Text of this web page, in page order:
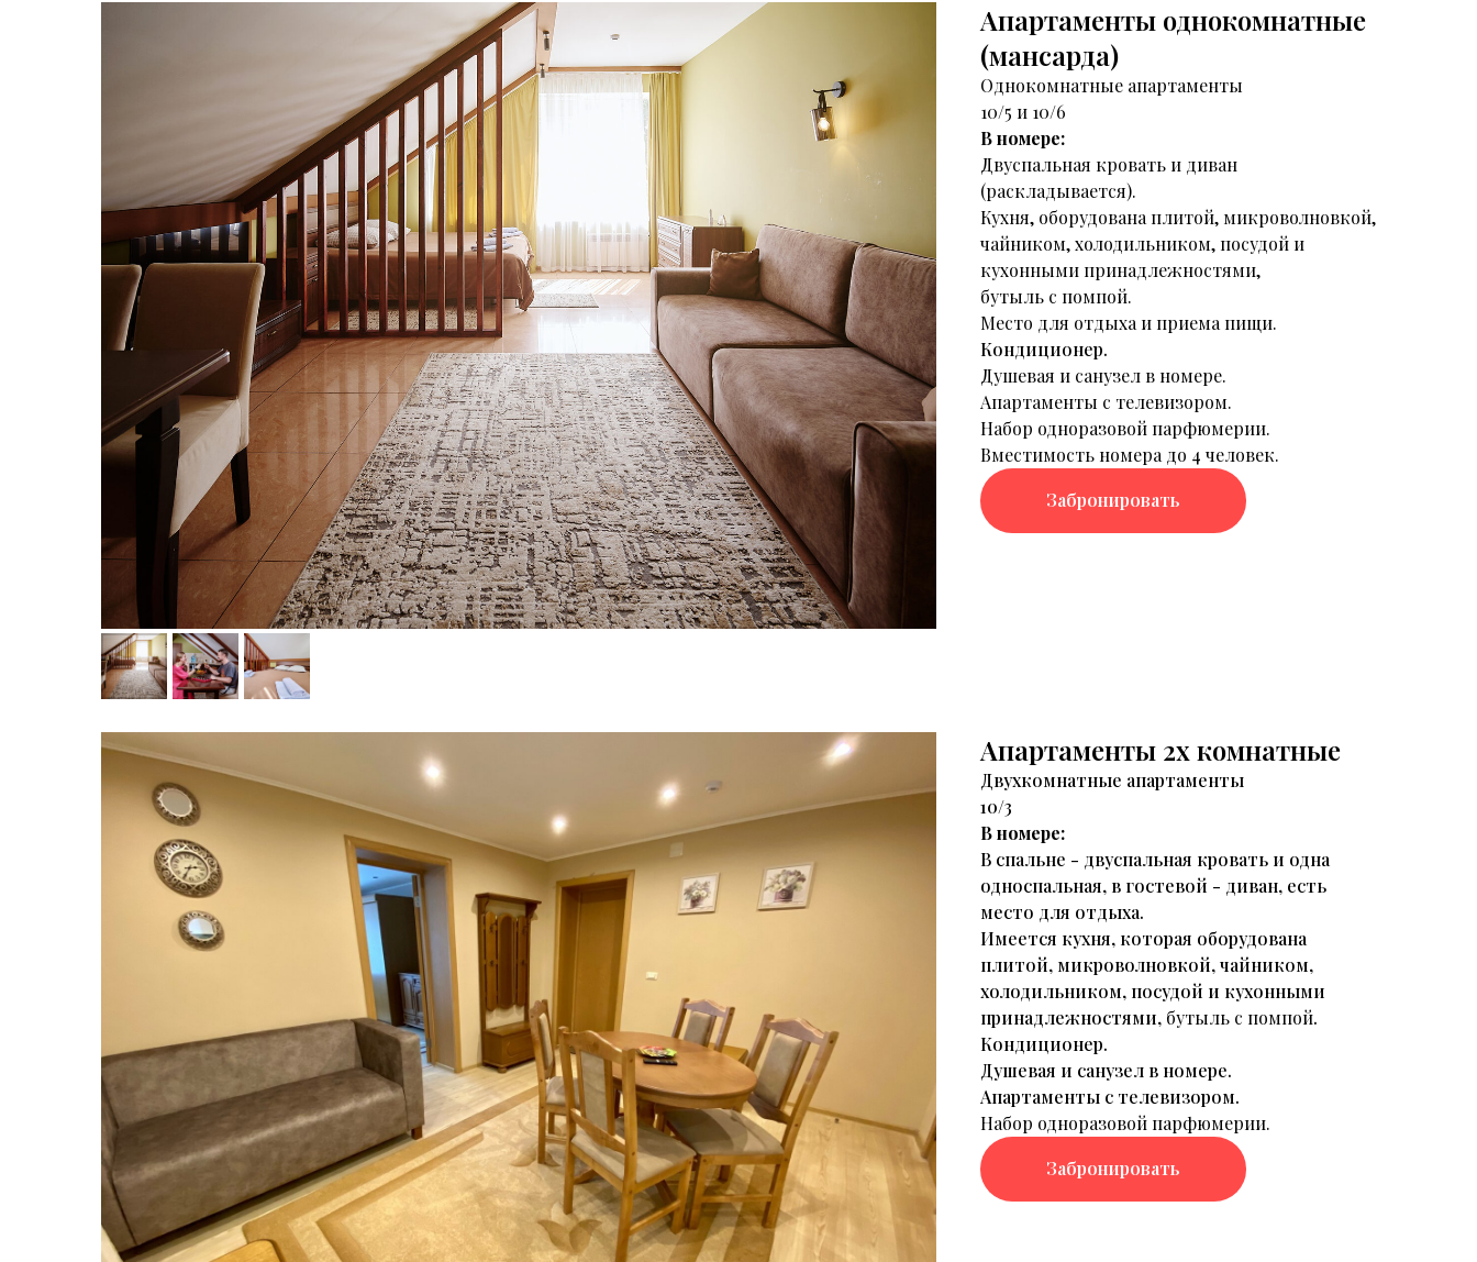
Апартаменты однокомнатные
(мансарда)
Однокомнатные апартаменты
10/5 и 10/6
В номере:
Двуспальная кровать и диван
(раскладывается).
Кухня, оборудована плитой, микроволновкой,
чайником, холодильником, посудой и
кухонными принадлежностями,
бутыль с помпой.
Место для отдыха и приема пищи.
Кондиционер.
Душевая и санузел в номере.
Апартаменты с телевизором.
Набор одноразовой парфюмерии.
Вместимость номера до 4 человек.
Забронировать
Апартаменты 2х комнатные
Двухкомнатные апартаменты
10/3
В номере:
В спальне - двуспальная кровать и одна
односпальная, в гостевой - диван, есть
место для отдыха.
Имеется кухня, которая оборудована
плитой, микроволновкой, чайником,
холодильником, посудой и кухонными
принадлежностями, бутыль с помпой.
Кондиционер.
Душевая и санузел в номере.
Апартаменты с телевизором.
Набор одноразовой парфюмерии.
Забронировать